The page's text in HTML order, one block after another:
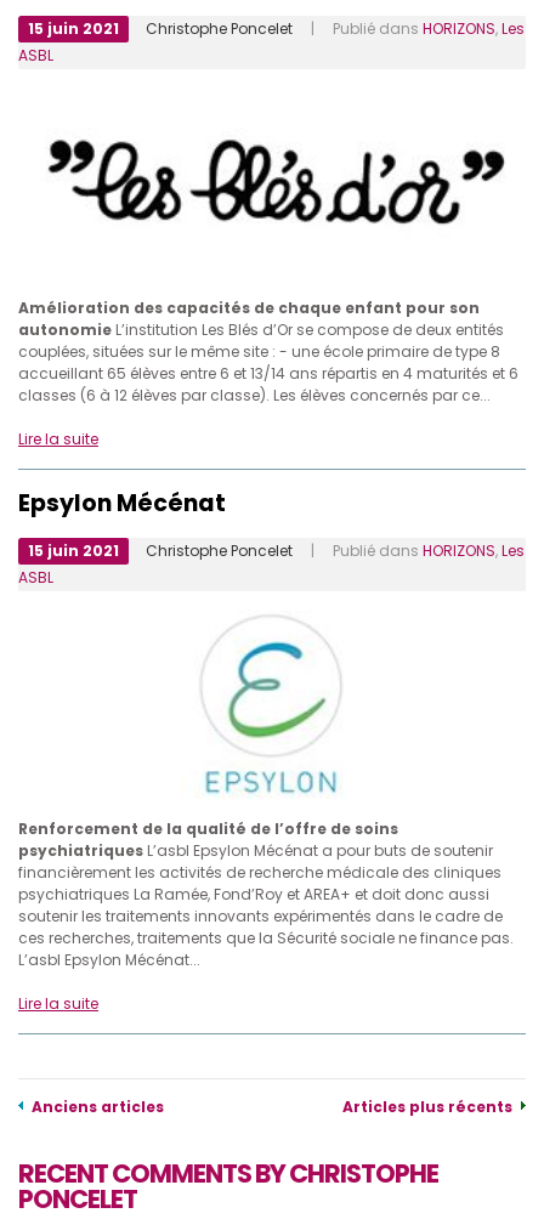
15 juin 2021 Christophe Poncelet | Publié dans HORIZONS,Les
ASBL
Amélioration des capacités de chaque enfant pour son
autonomie L’institution Les Blés d’Or se compose de deux entités
couplées, situées sur le même site : - une école primaire de type 8
accueillant 65 élèves entre 6 et 13/14 ans répartis en 4 maturités et 6
classes (6 à 12 élèves par classe). Les élèves concernés par ce...
Lire la suite
Epsylon Mécénat
15 juin 2021 Christophe Poncelet | Publié dans HORIZONS,Les
ASBL
Renforcement de la qualité de l’offre de soins
psychiatriques L’asbl Epsylon Mécénat a pour buts de soutenir
financièrement les activités de recherche médicale des cliniques
psychiatriques La Ramée, Fond’Roy et AREA+ et doit donc aussi
soutenir les traitements innovants expérimentés dans le cadre de
ces recherches, traitements que la Sécurité sociale ne finance pas.
L’asbl Epsylon Mécénat...
Lire la suite
Anciens articles Articles plus récents
RECENT COMMENTS BY CHRISTOPHE
PONCELET